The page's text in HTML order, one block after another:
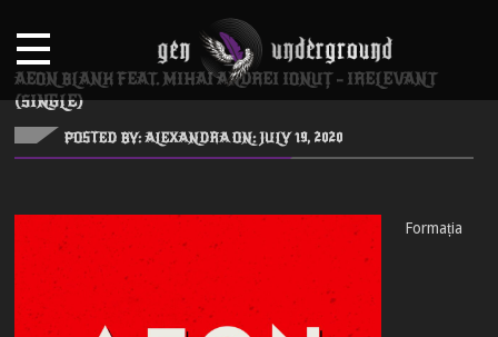
AEON BLANK FEAT. MIHAI ANDREI IONUȚ – IRELEVANT
(SINGLE)
POSTED BY: ALEXANDRA ON:JULY 19, 2020
Formația